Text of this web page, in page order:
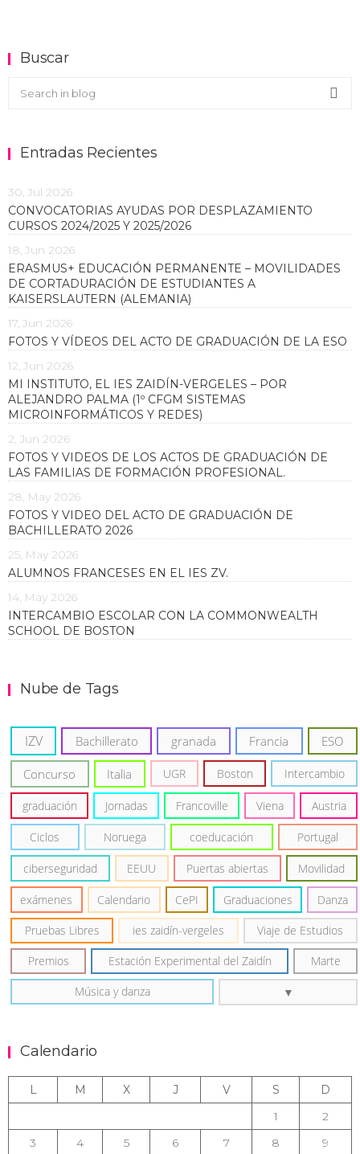
Buscar
Buscar en el blog
Entradas Recientes
30, Jul 2026
CONVOCATORIAS AYUDAS POR DESPLAZAMIENTO
CURSOS 2024/2025 Y 2025/2026
18, Jun 2026
ERASMUS+ EDUCACIÓN PERMANENTE – MOVILIDADES
DE CORTADURACIÓN DE ESTUDIANTES A
KAISERSLAUTERN (ALEMANIA)
17, Jun 2026
FOTOS Y VÍDEOS DEL ACTO DE GRADUACIÓN DE LA ESO
12, Jun 2026
MI INSTITUTO, EL IES ZAIDÍN-VERGELES – POR
ALEJANDRO PALMA (1º CFGM SISTEMAS
MICROINFORMÁTICOS Y REDES)
2, Jun 2026
FOTOS Y VIDEOS DE LOS ACTOS DE GRADUACIÓN DE
LAS FAMILIAS DE FORMACIÓN PROFESIONAL.
28, May 2026
FOTOS Y VIDEO DEL ACTO DE GRADUACIÓN DE
BACHILLERATO 2026
25, May 2026
ALUMNOS FRANCESES EN EL IES ZV.
14, May 2026
INTERCAMBIO ESCOLAR CON LA COMMONWEALTH
SCHOOL DE BOSTON
Nube de Tags
IZV Bachillerato granada Francia ESO
Concurso Italia UGR Boston Intercambio
graduación Jornadas Francoville Viena Austria
Ciclos Noruega coeducación Portugal
ciberseguridad EEUU Puertas abiertas Movilidad
exámenes Calendario CePI Graduaciones Danza
Pruebas Libres ies zaidín-vergeles Viaje de Estudios
Premios Estación Experimental del Zaidín Marte
Música y danza
Calendario
L M X J V S
D
1
2
3
4 5 6 7 8 9